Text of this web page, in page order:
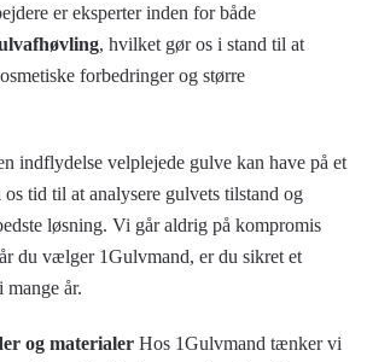
er eksperter inden for både
, hvilket gør os i stand til at
forbedringer og større
indflydelse velplejede gulve kan have på et
tid til at analysere gulvets tilstand og
løsning. Vi går aldrig på kompromis
du vælger 1Gulvmand, er du sikret et
år.
og materialer Hos 1Gulvmand tænker vi